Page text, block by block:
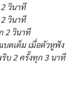
วินาที
วินาที
2 วินาที
บตเต็ม เมื่อตัวหูฟัง
บ 2 ครั้งทุก 3 นาที